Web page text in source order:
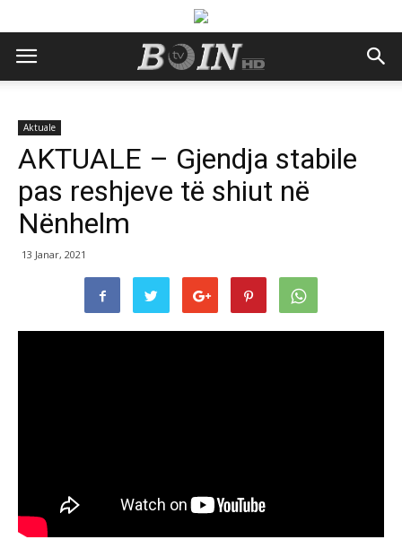
Aktuale
AKTUALE – Gjendja stabile
pas reshjeve të shiut në
Nënhelm
13 Janar, 2021